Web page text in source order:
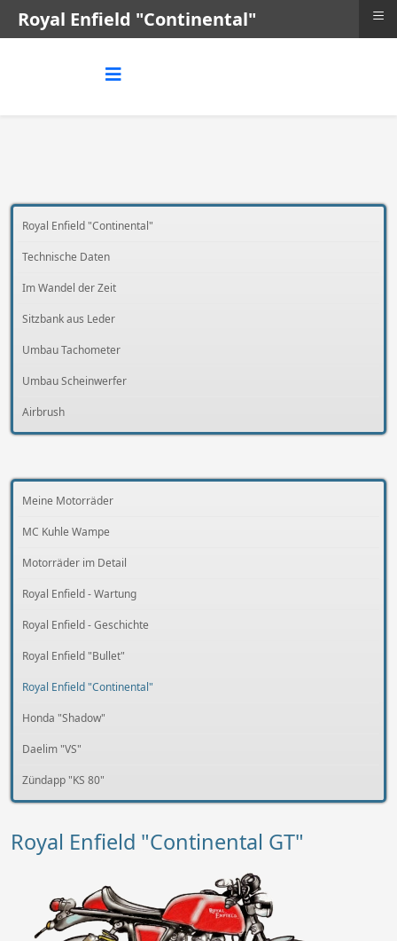
Royal Enfield "Continental"
Technische Daten
Im Wandel der Zeit
Sitzbank aus Leder
Umbau Tachometer
Umbau Scheinwerfer
Airbrush
Meine Motorräder
MC Kuhle Wampe
Motorräder im Detail
Royal Enfield - Wartung
Royal Enfield - Geschichte
Royal Enfield "Bullet"
Royal Enfield "Continental"
Honda "Shadow"
Daelim "VS"
Zündapp "KS 80"
Royal Enfield "Continental GT"
Royal Enfield "Continental" ≡